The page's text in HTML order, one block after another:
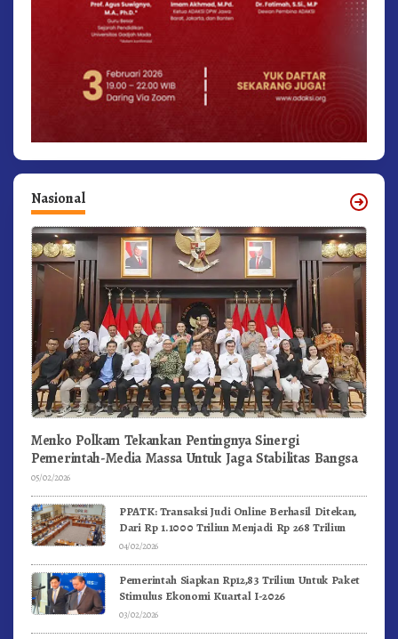
Nasional
Menko Polkam Tekankan Pentingnya Sinergi
Pemerintah-Media Massa Untuk Jaga Stabilitas Bangsa
05/02/2026
PPATK: Transaksi Judi Online Berhasil Ditekan,
Dari Rp 1.1000 Triliun Menjadi Rp 268 Triliun
04/02/2026
Pemerintah Siapkan Rp12,83 Triliun Untuk Paket
Stimulus Ekonomi Kuartal I-2026
03/02/2026